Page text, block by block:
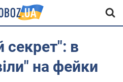
секрет": в
на фейки